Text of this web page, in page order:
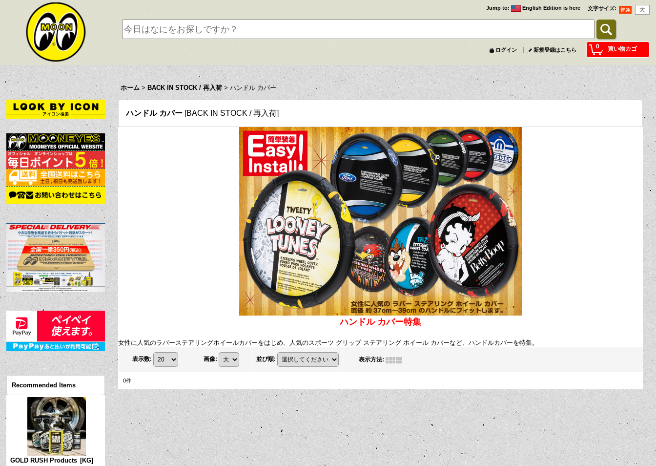
文字サイズ:
Jump to: English Edition is here
0 買い物カゴ
ログイン 新規登録はこちら
ホーム > BACK IN STOCK / 再入荷 > ハンドル カバー
Recommended Items
GOLD RUSH Products [KG]
ハンドル カバー [BACK IN STOCK / 再入荷]
ハンドル カバー特集
女性に人気のラバーステアリングホイールカバーをはじめ、人気のスポーツ グリップ ステアリング ホイール カバーなど、ハンドルカバーを特集。
表示数: 画像: 並び順: 表示方法:
0件